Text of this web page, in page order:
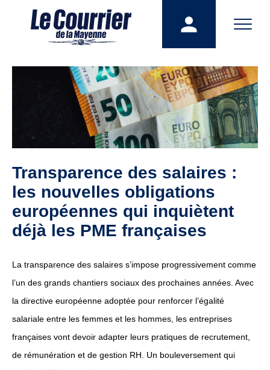
Transparence des salaires :
les nouvelles obligations
européennes qui inquiètent
déjà les PME françaises
La transparence des salaires s’impose progressivement comme
l’un des grands chantiers sociaux des prochaines années. Avec
la directive européenne adoptée pour renforcer l’égalité
salariale entre les femmes et les hommes, les entreprises
françaises vont devoir adapter leurs pratiques de recrutement,
de rémunération et de gestion RH. Un bouleversement qui